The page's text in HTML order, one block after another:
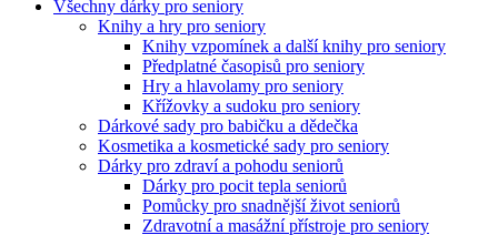
Všechny dárky pro seniory
Knihy a hry pro seniory
Knihy vzpomínek a další knihy pro seniory
Předplatné časopisů pro seniory
Hry a hlavolamy pro seniory
Křížovky a sudoku pro seniory
Dárkové sady pro babičku a dědečka
Kosmetika a kosmetické sady pro seniory
Dárky pro zdraví a pohodu seniorů
Dárky pro pocit tepla seniorů
Pomůcky pro snadnější život seniorů
Zdravotní a masážní přístroje pro seniory